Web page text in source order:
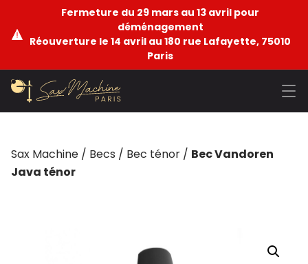
Fermeture du 29 mars au 13 avril pour
déménagement
Réouverture le 14 avril au 180 rue Lafayette, 75010
Paris
Sax Machine / Becs / Bec ténor / Bec Vandoren
Java ténor